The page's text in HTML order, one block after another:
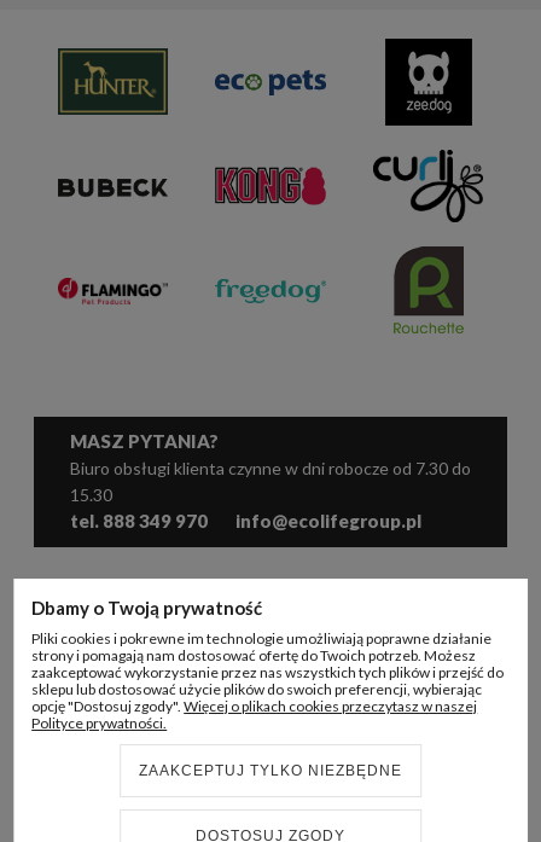
MASZ PYTANIA?
Biuro obsługi klienta czynne w dni robocze od 7.30 do
15.30
tel. 888 349 970 info@ecolifegroup.pl
KONTO B2B
INFORMACJE
Dbamy o Twoją prywatność
Pliki cookies i pokrewne im technologie umożliwiają poprawne działanie
strony i pomagają nam dostosować ofertę do Twoich potrzeb. Możesz
zaakceptować wykorzystanie przez nas wszystkich tych plików i przejść do
sklepu lub dostosować użycie plików do swoich preferencji, wybierając
opcję "Dostosuj zgody". Więcej o plikach cookies przeczytasz w naszej
Polityce prywatności.
ZAAKCEPTUJ TYLKO NIEZBĘDNE
DOSTOSUJ ZGODY